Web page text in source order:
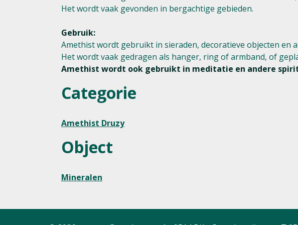
Het wordt vaak gevonden in bergachtige gebieden.
Gebruik:
Amethist wordt gebruikt in sieraden, decoratieve objecten en
Het wordt vaak gedragen als hanger, ring of armband, of
Amethist wordt ook gebruikt in meditatie en andere
Categorie
Amethist Druzy
Object
Mineralen